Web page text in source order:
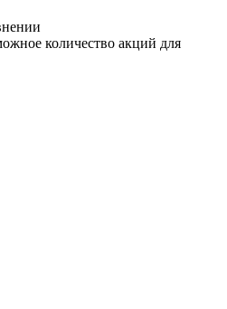
количество акций для